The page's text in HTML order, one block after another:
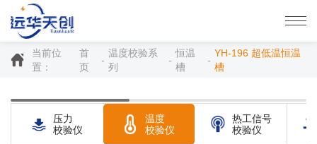
当前位
置：
首
页
温度校验系
列
恒温
槽
YH-196 超低温恒温
槽
压力
校验仪
温度
校验仪
热工信号
校验仪